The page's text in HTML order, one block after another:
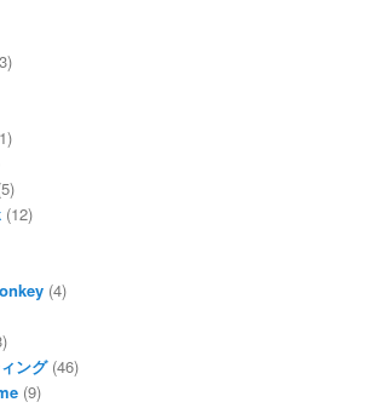
(12)
(4)
ング(46)
(9)